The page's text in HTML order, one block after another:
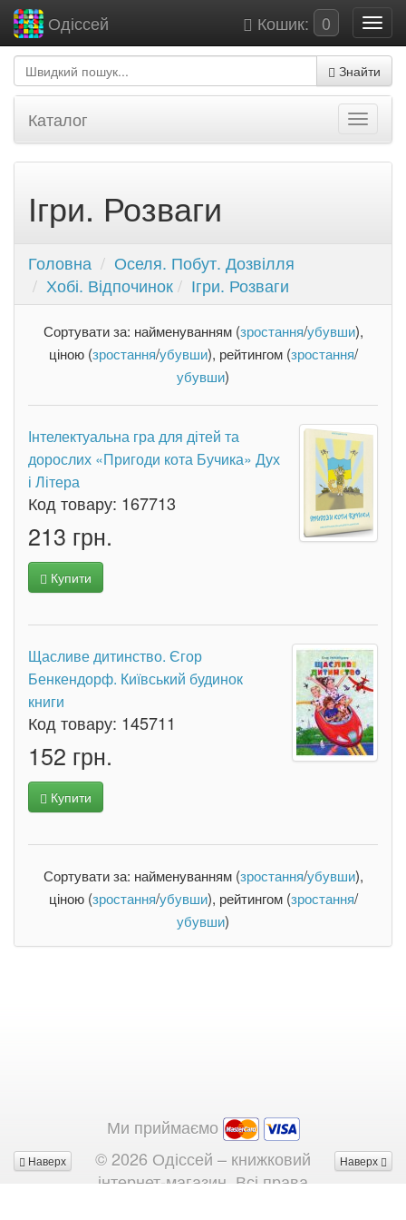
Кошик: 0
Одіссей
Знайти
Каталог
Ігри. Розваги
Головна
Оселя. Побут. Дозвілля
Хобі. Відпочинок
Ігри. Розваги
Сортувати за: найменуванням (зростання/убувши),
ціною (зростання/убувши), рейтингом (зростання/
убувши)
Інтелектуальна гра для дітей та
дорослих «Пригоди кота Бучика» Дух
і Літера
Код товару: 167713
213 грн.
Купити
Щасливе дитинство. Єгор
Бенкендорф. Київський будинок
книги
Код товару: 145711
152 грн.
Купити
Сортувати за: найменуванням (зростання/убувши),
ціною (зростання/убувши), рейтингом (зростання/
убувши)
Ми приймаємо
Наверх
Наверх
© 2026 Одіссей – книжковий
інтернет-магазин. Всі права